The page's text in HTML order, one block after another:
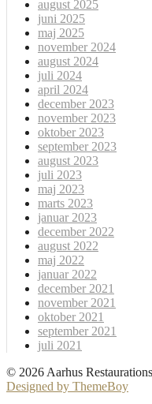
august 2025
juni 2025
maj 2025
november 2024
august 2024
juli 2024
april 2024
december 2023
november 2023
oktober 2023
september 2023
august 2023
juli 2023
maj 2023
marts 2023
januar 2023
december 2022
august 2022
maj 2022
januar 2022
december 2021
november 2021
oktober 2021
september 2021
juli 2021
© 2026 Aarhus
Designed by ThemeBoy